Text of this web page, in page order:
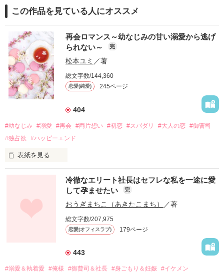
この作品を見ている人にオススメ
再会ロマンス～幼なじみの甘い溺愛から逃げ
られない～
完
松本ユミ ／著
総文字数/144,360
恋愛(純愛) 245ページ
404
#幼なじみ #溺愛 #再会 #両片想い #初恋 #スパダリ #大人の恋 #御曹司
#独占欲
#ハッピーエンド
表紙を見る
幼なじみの哲平に淡い恋心を抱いていた美桜。
しかし、ある出来事をきっかけに二人の関係は壊れてしまう。
関係修復もできないまま、美桜は両親の離婚によって
引っ越すことになり、哲平とも離れ離れになった。
それから約十二年後。
過去の傷から、二度と会いたくないと思っていた哲平に
冷徹なエリート社長はセフレな私を一途に愛
して孕ませたい
完
おうぎまちこ（あきたこまち） ／著
総文字数/207,975
恋愛(オフィスラブ) 179ページ
443
#溺愛＆執着愛 #俺様 #御曹司＆社長 #身ごもり＆妊娠 #イケメン